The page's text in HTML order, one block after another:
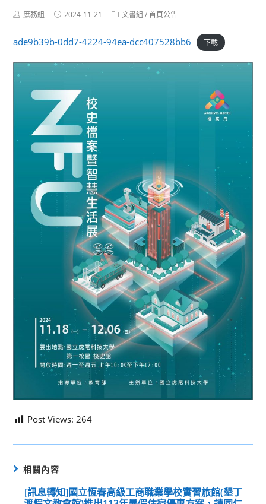
Post庶務組
Post2024-11-21
Post文書組 / 首頁公告
ade9b39b-0dd7-4224-94ea-dcc407528bb6 下載
Post Views: 264
相關內容
[訊息轉知]國立恆春高級工商職業學校實習旅館(墾丁